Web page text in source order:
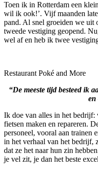
Toen ik in Rotterdam een
wil ik ook!’. Vijf maanden
pand. Al snel groeiden we uit
tweede vestiging geopend.
wel af en heb ik twee
Restaurant Poké and More
“De meeste tijd besteed ik
en
Ik doe van alles in het bedrijf:
fietsen maken en repareren.
personeel, vooral aan trainen
in het verhaal van het bedrijf,
dat ze het naar hun zin
je vel zit, je dan het beste